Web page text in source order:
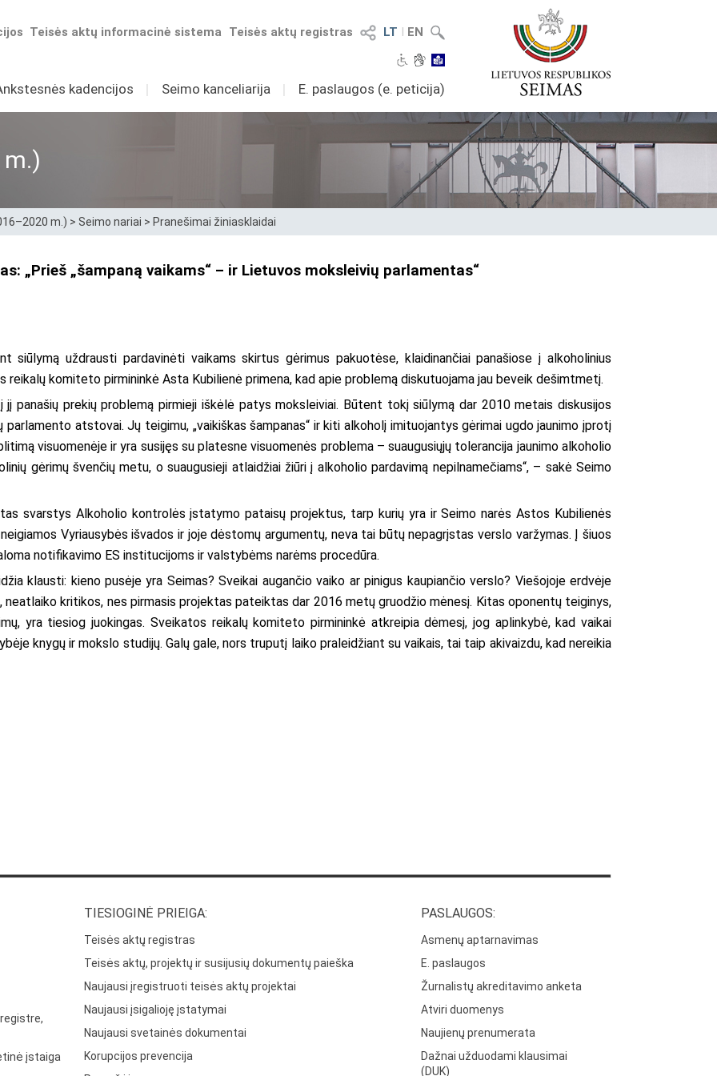
LT I EN
Teisės aktų registras
Teisės aktų informacinė sistema
kadencijos I Seimo kanceliarija I E. paslaugos (e. peticija)
m.) > Seimo nariai > Pranešimai žiniasklaidai
„Prieš „šampaną vaikams“ – ir Lietuvos moksleivių parlamentas“
siūlymą uždrausti pardavinėti vaikams skirtus gėrimus pakuotėse, klaidinančiai panašiose į alkoholinius
komiteto pirmininkė Asta Kubilienė primena, kad apie problemą diskutuojama jau beveik dešimtmetį.
į jį panašių prekių problemą pirmieji iškėlė patys moksleiviai. Būtent tokį siūlymą dar 2010 metais diskusijos
atstovai. Jų teigimu, „vaikiškas šampanas“ ir kiti alkoholį imituojantys gėrimai ugdo jaunimo įprotį
visuomenėje ir yra susijęs su platesne visuomenės problema – suaugusiųjų tolerancija jaunimo alkoholio
gėrimų švenčių metu, o suaugusieji atlaidžiai žiūri į alkoholio pardavimą nepilnamečiams“, – sakė Seimo
svarstys Alkoholio kontrolės įstatymo pataisų projektus, tarp kurių yra ir Seimo narės Astos Kubilienės
Vyriausybės išvados ir joje dėstomų argumentų, neva tai būtų nepagrįstas verslo varžymas. Į šiuos
notifikavimo ES institucijoms ir valstybėms narėms procedūra.
klausti: kieno pusėje yra Seimas? Sveikai augančio vaiko ar pinigus kaupiančio verslo? Viešojoje erdvėje
neatlaiko kritikos, nes pirmasis projektas pateiktas dar 2016 metų gruodžio mėnesį. Kitas oponentų teiginys,
yra tiesiog juokingas. Sveikatos reikalų komiteto pirmininkė atkreipia dėmesį, jog aplinkybė, kad vaikai
knygų ir mokslo studijų. Galų gale, nors truputį laiko praleidžiant su vaikais, tai taip akivaizdu, kad nereikia
įstaiga
TIESIOGINĖ PRIEIGA:
Teisės aktų registras
Teisės aktų, projektų ir susijusių dokumentų paieška
Naujausi įregistruoti teisės aktų projektai
Naujausi įsigalioję įstatymai
Naujausi svetainės dokumentai
Korupcijos prevencija
PASLAUGOS:
Asmenų aptarnavimas
E. paslaugos
Žurnalistų akreditavimo anketa
Atviri duomenys
Naujienų prenumerata
Dažnai užduodami klausimai
(DUK)